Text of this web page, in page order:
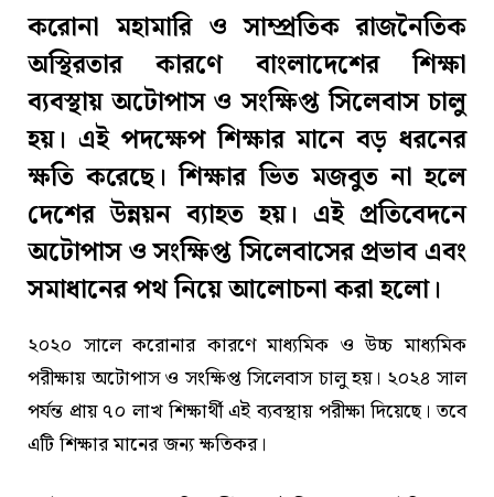
করোনা মহামারি ও সাম্প্রতিক রাজনৈতিক
অস্থিরতার কারণে বাংলাদেশের শিক্ষা
ব্যবস্থায় অটোপাস ও সংক্ষিপ্ত সিলেবাস চালু
হয়। এই পদক্ষেপ শিক্ষার মানে বড় ধরনের
ক্ষতি করেছে। শিক্ষার ভিত মজবুত না হলে
দেশের উন্নয়ন ব্যাহত হয়। এই প্রতিবেদনে
অটোপাস ও সংক্ষিপ্ত সিলেবাসের প্রভাব এবং
সমাধানের পথ নিয়ে আলোচনা করা হলো।
২০২০ সালে করোনার কারণে মাধ্যমিক ও উচ্চ মাধ্যমিক
পরীক্ষায় অটোপাস ও সংক্ষিপ্ত সিলেবাস চালু হয়। ২০২৪ সাল
পর্যন্ত প্রায় ৭০ লাখ শিক্ষার্থী এই ব্যবস্থায় পরীক্ষা দিয়েছে। তবে
এটি শিক্ষার মানের জন্য ক্ষতিকর।